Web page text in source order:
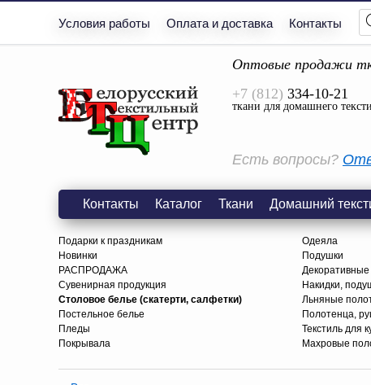
Условия работы Оплата и доставка Контакты
Оптовые продажи
+7 (812) 334-10-21
ткани для домашнего
Есть вопросы?
Контакты Каталог Ткани Домашний
Подарки к праздникам
Новинки
РАСПРОДАЖА
Сувенирная продукция
Столовое белье (скатерти, салфетки)
Постельное белье
Пледы
Покрывала
Одеяла
Подушки
Декоративные
Накидки,
Льняные
Полотенца,
Текстиль для
Махровые